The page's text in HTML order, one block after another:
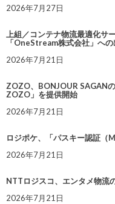
2026年7月27日
上組／コンテナ物流最適化サ
「OneStream株式会社」へ
2026年7月21日
ZOZO、BONJOUR SAGAN
ZOZO」を提供開始
2026年7月21日
ロジポケ、「パスキー認証（
2026年7月21日
NTTロジスコ、エンタメ物流
2026年7月21日